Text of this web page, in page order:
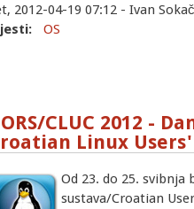
2012-04-19 07:12 - Ivan Sokač
OS
CLUC 2012 -
Linux
Od 23. do 25.
sustava/Croatian